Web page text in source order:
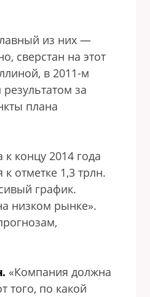
из них —
сверстан на этот
в 2011-м
за
плана
концу 2014 года
отметке 1,3 трлн.
график.
низком рынке».
«Компания должна
того, по какой